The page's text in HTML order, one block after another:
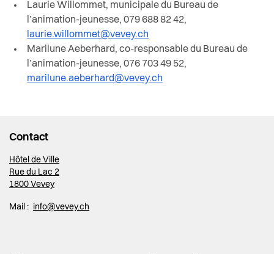
Laurie Willommet, municipale du Bureau de
l’animation-jeunesse, 079 688 82 42,
laurie.willommet@vevey.ch
Marilune Aeberhard, co-responsable du Bureau de
l’animation-jeunesse, 076 703 49 52,
marilune.aeberhard@vevey.ch
Contact
Hôtel de Ville
Rue du Lac 2
1800 Vevey
Mail : info@vevey.ch